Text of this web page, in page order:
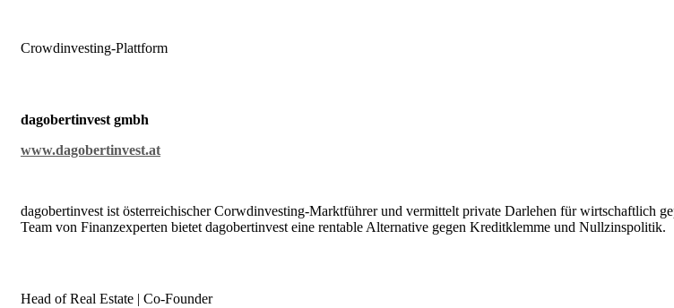
Crowdinvesting-Plattform
dagobertinvest gmbh
www.dagobertinvest.at
dagobertinvest ist österreichischer Corwdinvesting-Marktführer und vermittelt private Darlehen für wirtschaftlich
Team von Finanzexperten bietet dagobertinvest eine rentable Alternative gegen Kreditklemme und Nullzinspolitik.
Head of Real Estate | Co-Founder